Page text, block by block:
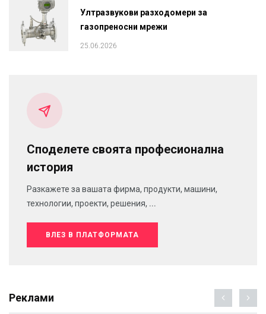
Ултразвукови разходомери за
газопреносни мрежи
25.06.2026
Споделете своята професионална
история
Разкажете за вашата фирма, продукти, машини,
технологии, проекти, решения, ...
ВЛЕЗ В ПЛАТФОРМАТА
Реклами